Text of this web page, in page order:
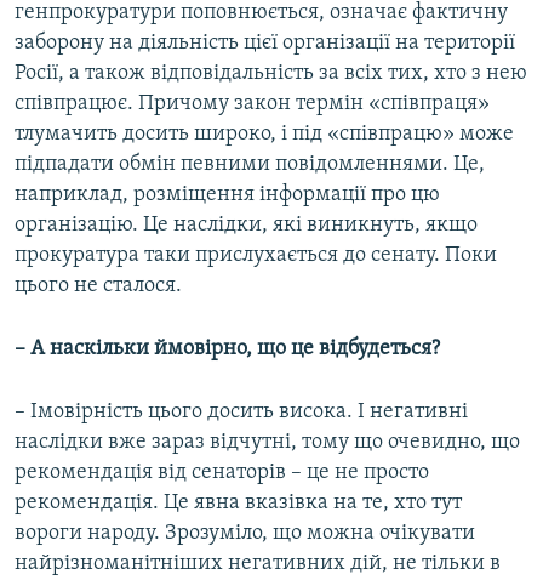
генпрокуратури поповнюється, означає фактичну
заборону на діяльність цієї організації на території
Росії, а також відповідальність за всіх тих, хто з нею
співпрацює. Причому закон термін «співпраця»
тлумачить досить широко, і під «співпрацю» може
підпадати обмін певними повідомленнями. Це,
наприклад, розміщення інформації про цю
організацію. Це наслідки, які виникнуть, якщо
прокуратура таки прислухається до сенату. Поки
цього не сталося.
– А наскільки ймовірно, що це відбудеться?
– Імовірність цього досить висока. І негативні
наслідки вже зараз відчутні, тому що очевидно, що
рекомендація від сенаторів – це не просто
рекомендація. Це явна вказівка на те, хто тут
вороги народу. Зрозуміло, що можна очікувати
найрізноманітніших негативних дій, не тільки в